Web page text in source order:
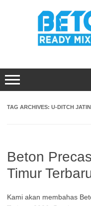
TAG ARCHIVES: U-DITCH
Beton
Timur
Kami akan membahas